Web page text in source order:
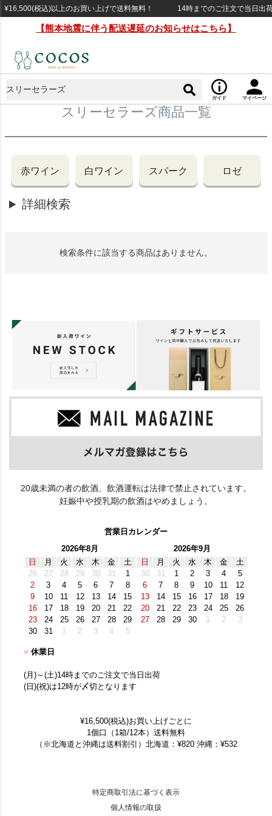
税込)以上のお買い上げで送料無料！ 14時までのご注文で当日出
【熊本地震に伴う配送遅延のお知らせはこちら】
ガイド マイページ
スリーセラーズ商品一覧
赤ワイン 白ワイン スパーク ロゼ
詳細検索
検索条件に該当する商品はありません。
20歳未満の者の飲酒、飲酒運転は法律で禁止されています。
妊娠中や授乳期の飲酒はやめましょう。
営業日カレンダー
2026年8月
日
月 火 水 木 金
土
26
27 28 29 30 31
1
2
3 4 5 6 7
8
9
10 11 12 13 14
15
16
17 18 19 20 21
22
23
24 25 26 27 28
29
30
31 1 2 3 4 5
2026年9月
日
月 火 水 木 金
土
30
31 1 2 3 4
5
6
7 8 9 10 11
12
13
14 15 16 17 18
19
20
21 22 23 24 25
26
27
28 29 30 1 2 3
■ 休業日
(月)～(土)14時までのご注文で当日出荷
(日)(祝)は12時が〆切となります
¥16,500(税込)お買い上げごとに
1個口（1箱/12本）送料無料
（※北海道と沖縄は送料割引）北海道：¥820 沖縄：¥532
特定商取引法に基づく表示
個人情報の取扱